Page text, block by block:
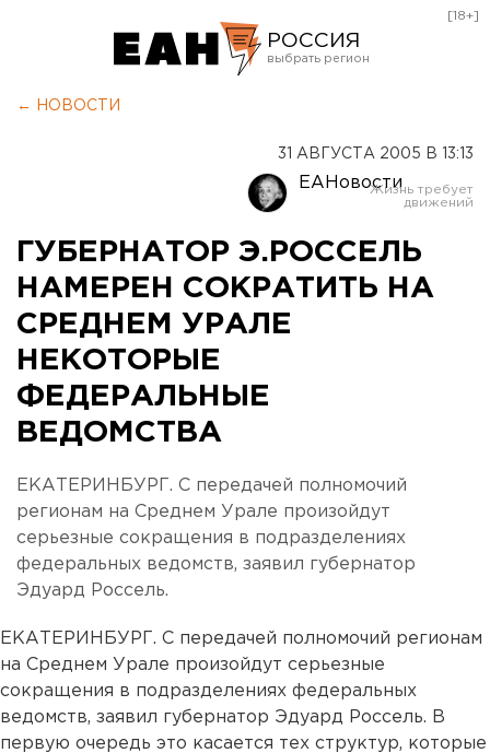
РОССИЯ
Оренбург
[18+]
← НОВОСТИ
31 АВГУСТА 2005 В 13:13
ЕАНовости
ГУБЕРНАТОР Э.РОССЕЛЬ
НАМЕРЕН СОКРАТИТЬ НА
СРЕДНЕМ УРАЛЕ
НЕКОТОРЫЕ
ФЕДЕРАЛЬНЫЕ
ВЕДОМСТВА
ЕКАТЕРИНБУРГ. С передачей полномочий
регионам на Среднем Урале произойдут
серьезные сокращения в подразделениях
федеральных ведомств, заявил губернатор
Эдуард Россель.
ЕКАТЕРИНБУРГ. С передачей полномочий регионам
на Среднем Урале произойдут серьезные
сокращения в подразделениях федеральных
ведомств, заявил губернатор Эдуард Россель. В
первую очередь это касается тех структур, которые